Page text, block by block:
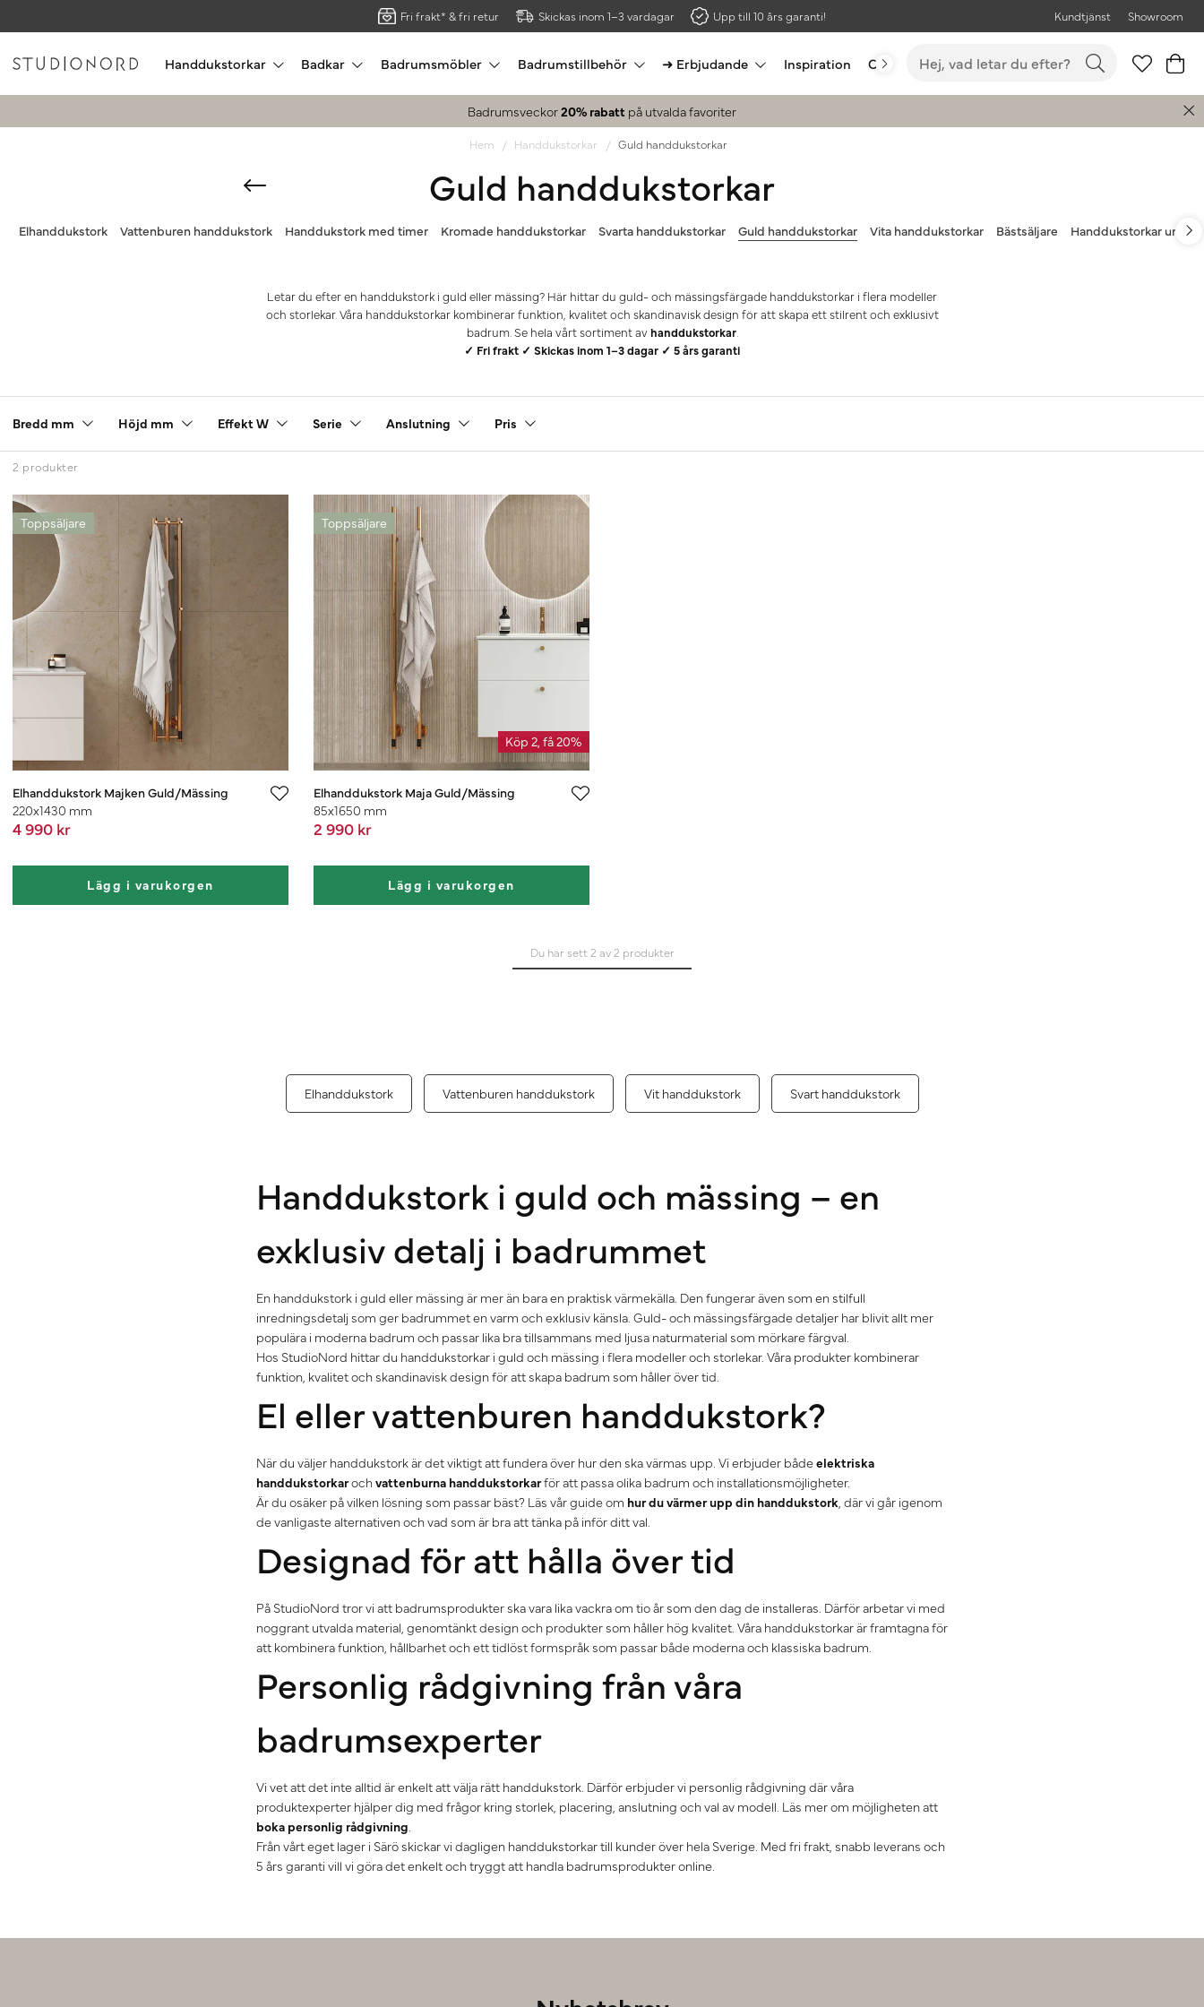
Fri frakt* & fri retur Skickas inom 1–3 vardagar Upp till 10 års garanti! Kundtjänst Showroom
Handdukstorkar Badkar Badrumsmöbler Badrumstillbehör ➜ Erbjudande Inspiration Outlet Bästsäljare
Badrumsveckor20% rabatt på utvalda favoriter
Hem Handdukstorkar Guld handdukstorkar
Guld handdukstorkar
Elhanddukstork Vattenburen handdukstork Handdukstork med timer Kromade handdukstorkar Svarta handdukstorkar Guld handdukstorkar Vita handdukstorkar Bästsäljare Handdukstorkar under
Letar du efter en handdukstork i guld eller mässing? Här hittar du guld- och mässingsfärgade handdukstorkar i flera modeller
och storlekar. Våra handdukstorkar kombinerar funktion, kvalitet och skandinavisk design för att skapa ett stilrent och exklusivt
badrum. Se hela vårt sortiment av handdukstorkar.
✓ Fri frakt ✓ Skickas inom 1–3 dagar ✓ 5 års garanti
Bredd mm Höjd mm Effekt W Serie Anslutning Pris
2 produkter
Toppsäljare
Elhanddukstork Majken Guld/Mässing
220x1430 mm
4 990 kr
Lägg i varukorgen
Toppsäljare
Köp 2, få 20%
Elhanddukstork Maja Guld/Mässing
85x1650 mm
2 990 kr
Lägg i varukorgen
Du har sett 2 av 2 produkter
Elhanddukstork Vattenburen handdukstork Vit handdukstork Svart handdukstork
Handdukstork i guld och mässing – en
exklusiv detalj i badrummet
En handdukstork i guld eller mässing är mer än bara en praktisk värmekälla. Den fungerar även som en stilfull
inredningsdetalj som ger badrummet en varm och exklusiv känsla. Guld- och mässingsfärgade detaljer har blivit allt mer
populära i moderna badrum och passar lika bra tillsammans med ljusa naturmaterial som mörkare färgval.
Hos StudioNord hittar du handdukstorkar i guld och mässing i flera modeller och storlekar. Våra produkter kombinerar
funktion, kvalitet och skandinavisk design för att skapa badrum som håller över tid.
El eller vattenburen handdukstork?
När du väljer handdukstork är det viktigt att fundera över hur den ska värmas upp. Vi erbjuder bådeelektriska
handdukstorkarochvattenburna handdukstorkarför att passa olika badrum och installationsmöjligheter.
Är du osäker på vilken lösning som passar bäst? Läs vår guide om hur du värmer upp din handdukstork , där vi går igenom
de vanligaste alternativen och vad som är bra att tänka på inför ditt val.
Designad för att hålla över tid
På StudioNord tror vi att badrumsprodukter ska vara lika vackra om tio år som den dag de installeras. Därför arbetar vi med
noggrant utvalda material, genomtänkt design och produkter som håller hög kvalitet. Våra handdukstorkar är framtagna för
att kombinera funktion, hållbarhet och ett tidlöst formspråk som passar både moderna och klassiska badrum.
Personlig rådgivning från våra
badrumsexperter
Vi vet att det inte alltid är enkelt att välja rätt handdukstork. Därför erbjuder vi personlig rådgivning där våra
produktexperter hjälper dig med frågor kring storlek, placering, anslutning och val av modell. Läs mer om möjligheten att
boka personlig rådgivning
Från vårt eget lager i Särö skickar vi dagligen handdukstorkar till kunder över hela Sverige. Med fri frakt, snabb leverans och
5 års garanti vill vi göra det enkelt och tryggt att handla badrumsprodukter online.